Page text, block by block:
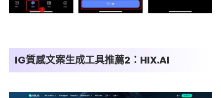
IG質感文案生成工具推薦2：HIX.AI